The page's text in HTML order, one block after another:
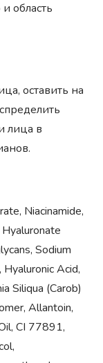
область
оставить на
лица в
Niacinamide,
Sodium
Acid,
Siliqua (Carob)
Allantoin,
CI 77891,